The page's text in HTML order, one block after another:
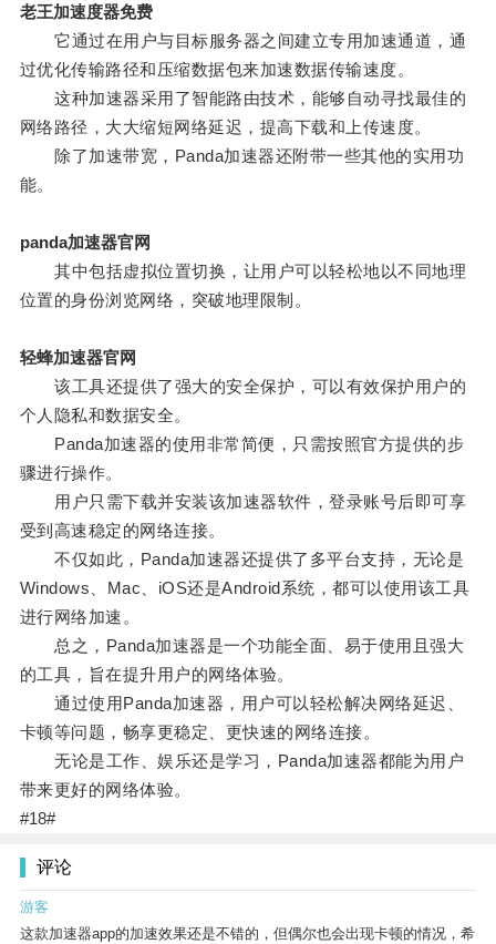
老王加速度器免费
它通过在用户与目标服务器之间建立专用加速通道，通
过优化传输路径和压缩数据包来加速数据传输速度。
这种加速器采用了智能路由技术，能够自动寻找最佳的
网络路径，大大缩短网络延迟，提高下载和上传速度。
除了加速带宽，Panda加速器还附带一些其他的实用功
能。
panda加速器官网
其中包括虚拟位置切换，让用户可以轻松地以不同地理
位置的身份浏览网络，突破地理限制。
轻蜂加速器官网
该工具还提供了强大的安全保护，可以有效保护用户的
个人隐私和数据安全。
Panda加速器的使用非常简便，只需按照官方提供的步
骤进行操作。
用户只需下载并安装该加速器软件，登录账号后即可享
受到高速稳定的网络连接。
不仅如此，Panda加速器还提供了多平台支持，无论是
Windows、Mac、iOS还是Android系统，都可以使用该工具
进行网络加速。
总之，Panda加速器是一个功能全面、易于使用且强大
的工具，旨在提升用户的网络体验。
通过使用Panda加速器，用户可以轻松解决网络延迟、
卡顿等问题，畅享更稳定、更快速的网络连接。
无论是工作、娱乐还是学习，Panda加速器都能为用户
带来更好的网络体验。
#18#
评论
游客
这款加速器app的加速效果还是不错的，但偶尔也会出现卡顿的情况，希